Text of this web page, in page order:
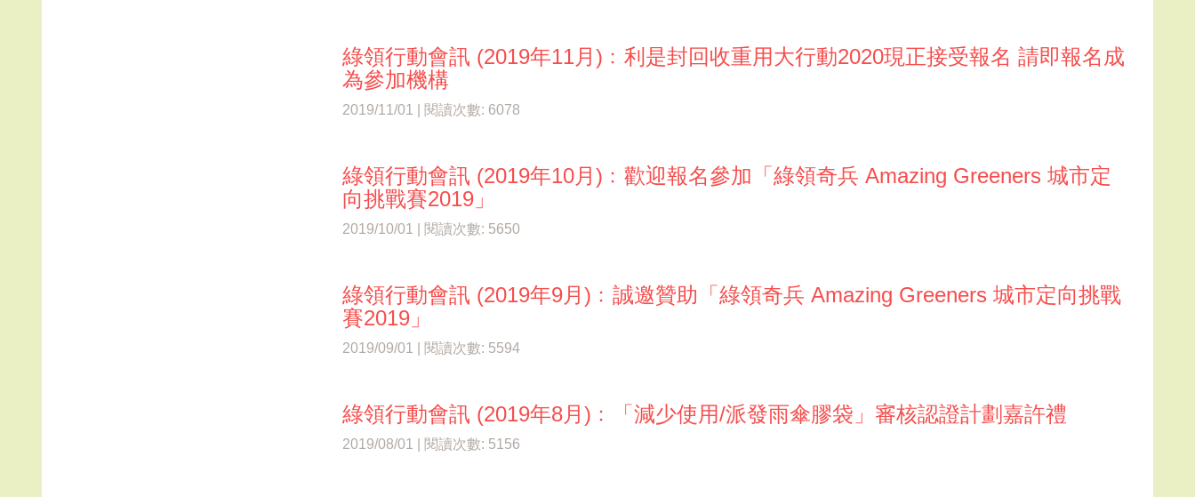
綠領行動會訊 (2019年11月)﹕利是封回收重用大行動2020現正接受報名 請即報名成
為參加機構
2019/11/01 | 閱讀次數: 6078
綠領行動會訊 (2019年10月)﹕歡迎報名參加「綠領奇兵 Amazing Greeners 城市定
向挑戰賽2019」
2019/10/01 | 閱讀次數: 5650
綠領行動會訊 (2019年9月)﹕誠邀贊助「綠領奇兵 Amazing Greeners 城市定向挑戰
賽2019」
2019/09/01 | 閱讀次數: 5594
綠領行動會訊 (2019年8月)﹕「減少使用/派發雨傘膠袋」審核認證計劃嘉許禮
2019/08/01 | 閱讀次數: 5156